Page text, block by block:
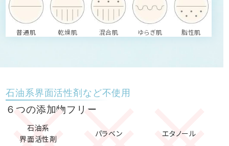
普通肌 乾燥肌 混合肌 ゆらぎ肌 脂性肌
石油系界面活性剤など不使用
６つの添加物フリー
石油系
界面活性剤
パラベン エタノール